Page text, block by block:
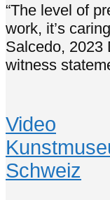
“The level of
work, it’s
Salcedo, 2023
witness
Video
Schweiz